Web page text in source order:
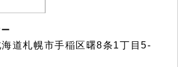
道札幌市手稲区曙8条1丁目5-